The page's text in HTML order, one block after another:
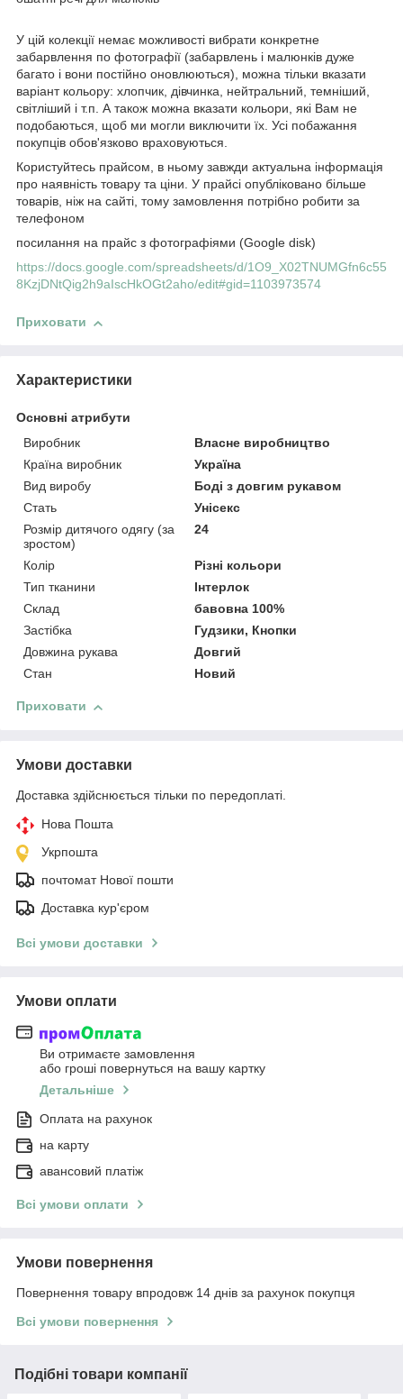
У цій колекції немає можливості вибрати конкретне
забарвлення по фотографії (забарвлень і малюнків дуже
багато і вони постійно оновлюються), можна тільки вказати
варіант кольору: хлопчик, дівчинка, нейтральний, темніший,
світліший і т.п. А також можна вказати кольори, які Вам не
подобаються, щоб ми могли виключити їх. Усі побажання
покупців обов'язково враховуються.
Користуйтесь прайсом, в ньому завжди актуальна інформація
про наявність товару та ціни. У прайсі опубліковано більше
товарів, ніж на сайті, тому замовлення потрібно робити за
телефоном
посилання на прайс з фотографіями (Google disk)
https://docs.google.com/spreadsheets/d/1O9_X02TNUMGfn6c55
8KzjDNtQig2h9aIscHkOGt2aho/edit#gid=1103973574
Приховати
Характеристики
Основні атрибути
Виробник
Власне виробництво
Країна виробник
Україна
Вид виробу
Боді з довгим рукавом
Стать
Унісекс
Розмір дитячого одягу (за
зростом)
24
Колір
Різні кольори
Тип тканини
Інтерлок
Склад
бавовна 100%
Застібка
Гудзики, Кнопки
Довжина рукава
Довгий
Стан
Новий
Приховати
Умови доставки
Доставка здійснюється тільки по передоплаті.
Нова Пошта
Укрпошта
почтомат Нової пошти
Доставка кур'єром
Всі умови доставки
Умови оплати
Ви отримаєте замовлення
або гроші повернуться на вашу картку
Детальніше
Оплата на рахунок
на карту
авансовий платіж
Всі умови оплати
Умови повернення
Повернення товару впродовж 14 днів за рахунок покупця
Всі умови повернення
Подібні товари компанії